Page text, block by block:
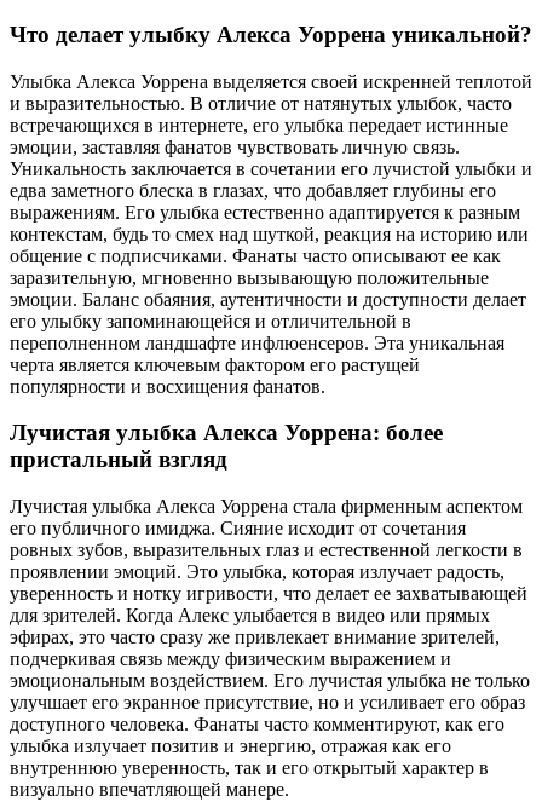
Что делает улыбку Алекса Уоррена уникальной?
Улыбка Алекса Уоррена выделяется своей искренней теплотой
и выразительностью. В отличие от натянутых улыбок, часто
встречающихся в интернете, его улыбка передает истинные
эмоции, заставляя фанатов чувствовать личную связь.
Уникальность заключается в сочетании его лучистой улыбки и
едва заметного блеска в глазах, что добавляет глубины его
выражениям. Его улыбка естественно адаптируется к разным
контекстам, будь то смех над шуткой, реакция на историю или
общение с подписчиками. Фанаты часто описывают ее как
заразительную, мгновенно вызывающую положительные
эмоции. Баланс обаяния, аутентичности и доступности делает
его улыбку запоминающейся и отличительной в
переполненном ландшафте инфлюенсеров. Эта уникальная
черта является ключевым фактором его растущей
популярности и восхищения фанатов.
Лучистая улыбка Алекса Уоррена: более
пристальный взгляд
Лучистая улыбка Алекса Уоррена стала фирменным аспектом
его публичного имиджа. Сияние исходит от сочетания
ровных зубов, выразительных глаз и естественной легкости в
проявлении эмоций. Это улыбка, которая излучает радость,
уверенность и нотку игривости, что делает ее захватывающей
для зрителей. Когда Алекс улыбается в видео или прямых
эфирах, это часто сразу же привлекает внимание зрителей,
подчеркивая связь между физическим выражением и
эмоциональным воздействием. Его лучистая улыбка не только
улучшает его экранное присутствие, но и усиливает его образ
доступного человека. Фанаты часто комментируют, как его
улыбка излучает позитив и энергию, отражая как его
внутреннюю уверенность, так и его открытый характер в
визуально впечатляющей манере.